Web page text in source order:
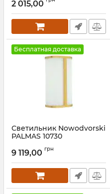
2 015,00
Бесплатная доставка
Светильник Nowodvorski
PALMAS 10730
9 119,00 грн